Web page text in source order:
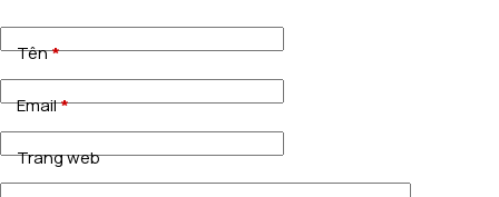
Tên*
Email*
Trang web